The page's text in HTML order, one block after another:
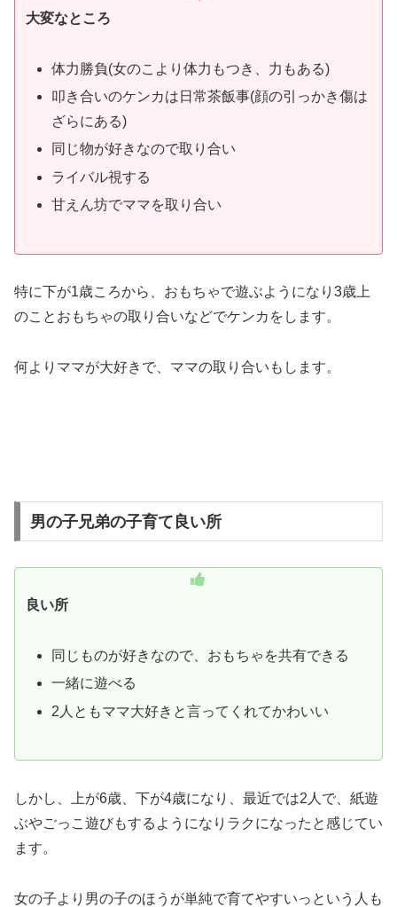
大変なところ
体力勝負(女のこより体力もつき、力もある)
叩き合いのケンカは日常茶飯事(顔の引っかき傷は
ざらにある)
同じ物が好きなので取り合い
ライバル視する
甘えん坊でママを取り合い
特に下が1歳ころから、おもちゃで遊ぶようになり3歳上
のことおもちゃの取り合いなどでケンカをします。
何よりママが大好きで、ママの取り合いもします。
男の子兄弟の子育て良い所
良い所
同じものが好きなので、おもちゃを共有できる
一緒に遊べる
2人ともママ大好きと言ってくれてかわいい
しかし、上が6歳、下が4歳になり、最近では2人で、紙遊
ぶやごっこ遊びもするようになりラクになったと感じてい
ます。
女の子より男の子のほうが単純で育てやすいっという人も